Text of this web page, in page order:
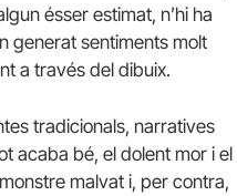
ésser estimat, n’hi ha
generat sentiments molt
a través del dibuix.
tradicionals, narratives
acaba bé, el dolent mor i el
malvat i, per contra,